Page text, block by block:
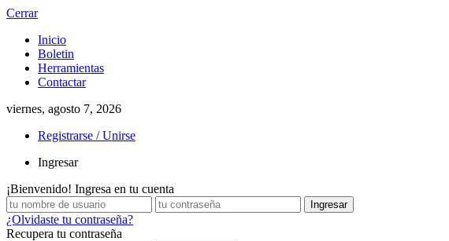
Cerrar
Inicio
Boletin
Herramientas
Contactar
viernes, agosto 7, 2026
Registrarse / Unirse
Ingresar
¡Bienvenido! Ingresa en tu cuenta
¿Olvidaste tu contraseña?
Recupera tu contraseña